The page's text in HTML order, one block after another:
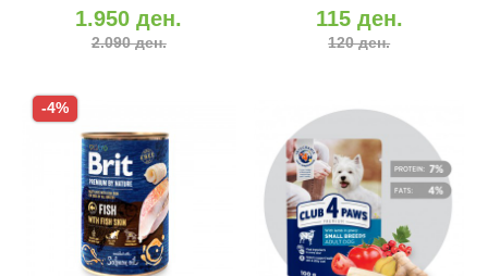
1.950 ден.
2.090 ден.
115 ден.
120 ден.
-4%